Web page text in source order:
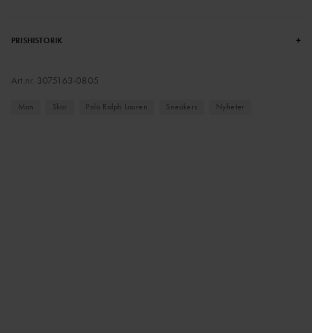
PRISHISTORIK +
Art.nr. 3075163-0805
Man Skor Polo Ralph Lauren Sneakers Nyheter